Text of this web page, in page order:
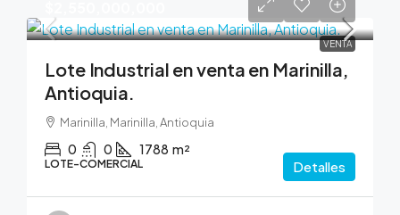
VENTA
Lote Industrial en venta en Marinilla,
Antioquia.
Marinilla, Marinilla, Antioquia
0 0 1788 m²
LOTE-COMERCIAL Detalles